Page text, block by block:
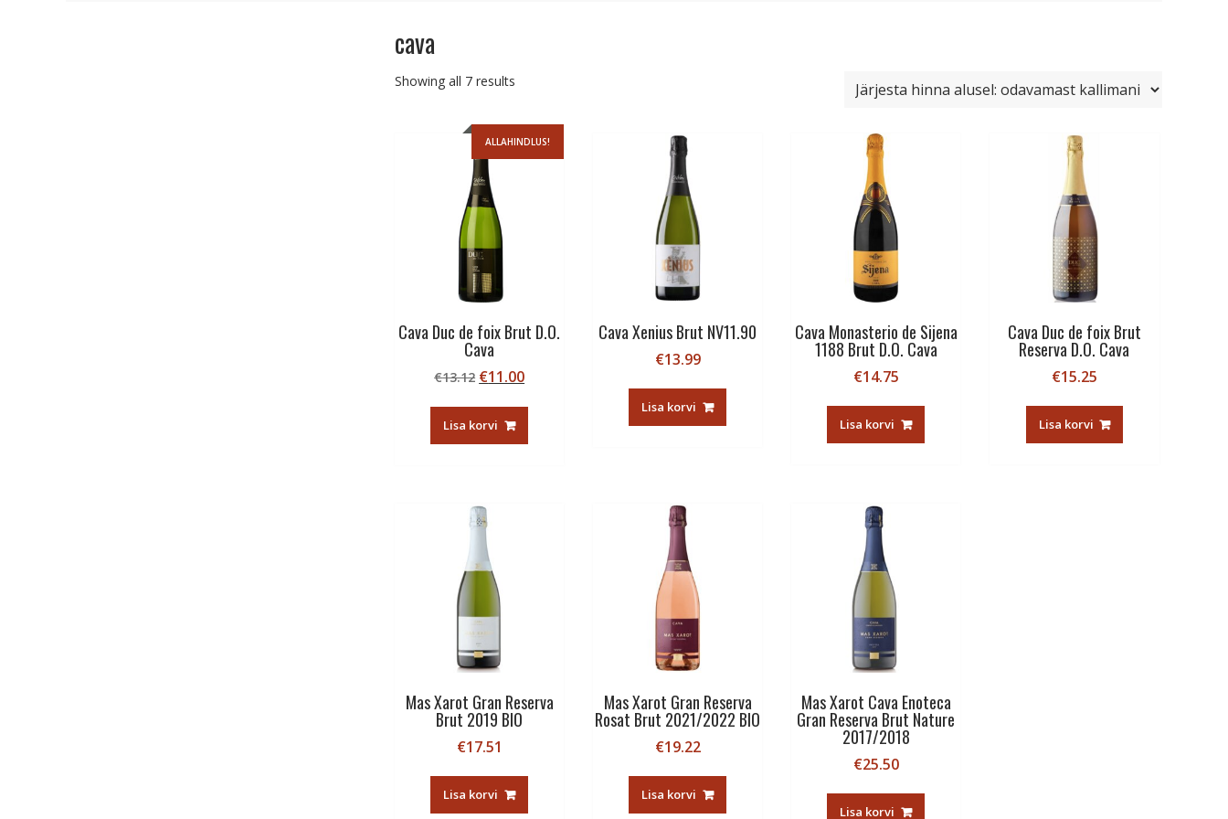
cava
Showing all 7 results
price:
low
to
ALLAHINDLUS!
Cava Duc de foix Brut D.O.
Cava
€13.12 Algne
oli:
€13.12.
€11.00Current
Lisa korvi
Cava Xenius Brut NV11.90
€13.99
Lisa korvi
Cava Monasterio de Sijena
1188 Brut D.O. Cava
€14.75
Lisa korvi
Cava Duc de foix Brut
Reserva D.O. Cava
€15.25
Lisa korvi
Mas Xarot Gran Reserva
Brut 2019 BIO
€17.51
Lisa korvi
Mas Xarot Gran Reserva
Rosat Brut 2021/2022 BIO
€19.22
Lisa korvi
Mas Xarot Cava Enoteca
Gran Reserva Brut Nature
2017/2018
€25.50
Lisa korvi